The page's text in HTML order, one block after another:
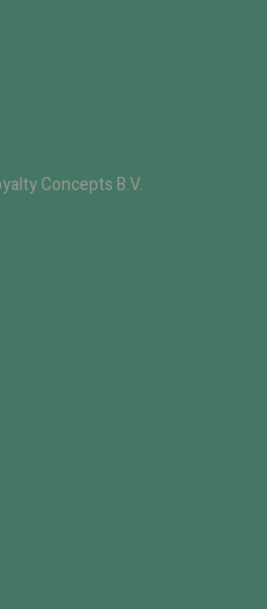
Concepts B.V.